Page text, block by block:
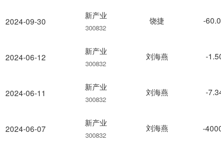
2024-09-30
2024-06-12
2024-06-11
2024-06-07
新产业
300832
饶捷 -
新产业
300832
刘海燕 -
新产业
300832
刘海燕 -
新产业
300832
刘海燕 -